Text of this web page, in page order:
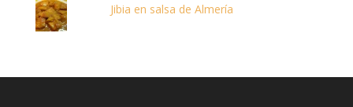
Jibia en salsa de Almería